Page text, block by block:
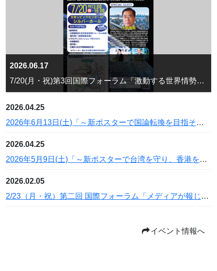
2026.06.17
7/20(月・祝)第3回国際フォーラム「激動する世界情勢！日本の針路を問う」のご案内
2026.04.25
2026年6月13日(土)「～新ポスターで国論転換を目指そう！～『小さな政府、安い税金』特別セミナー」を開催
2026.04.25
2026年5月9日(土)「～新ポスターで台湾を守り、香港を救おう！～『自由・民主・信仰』特別セミナー」を開催
2026.02.05
2/23（月・祝）第二回 国際フォーラム「メディアが報じない中国人権弾圧」を開催
イベント情報へ